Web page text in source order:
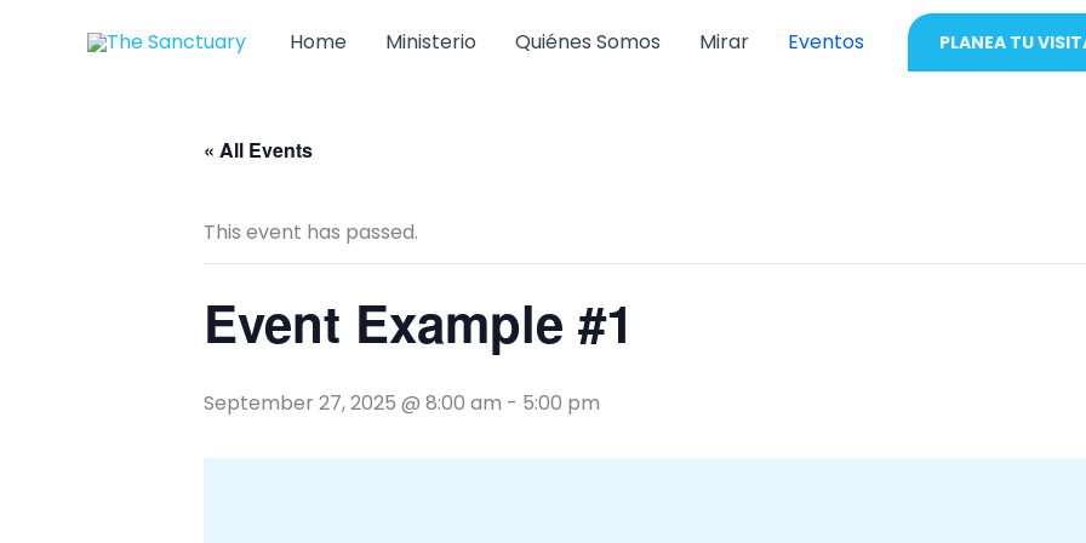
Home Ministerio Quiénes Somos Mirar Eventos PLANEA TU
« All Events
This event has passed.
Event Example #1
September 27, 2025 @ 8:00 am - 5:00 pm